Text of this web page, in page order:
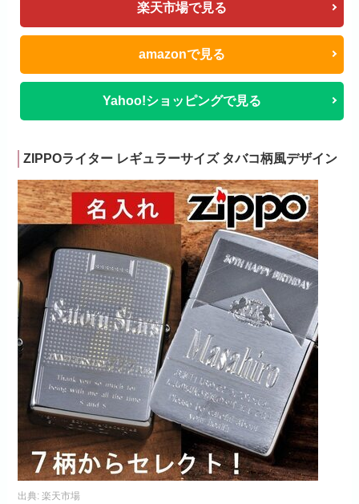
楽天市場で見る
amazonで見る
Yahoo!ショッピングで見る
ZIPPOライター レギュラーサイズ タバコ柄風デザイン
出典:楽天市場